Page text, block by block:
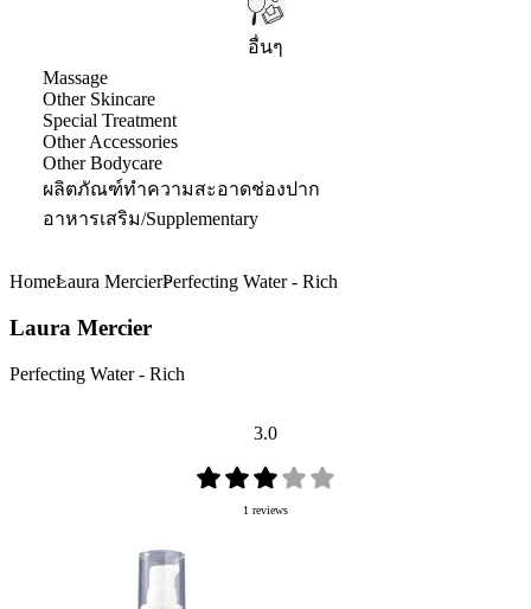
อื่นๆ
Massage
Other Skincare
Special Treatment
Other Accessories
Other Bodycare
ผลิตภัณฑ์ทำความสะอาดช่องปาก
อาหารเสริม/Supplementary
HomeLaura MercierPerfecting Water - Rich
Laura Mercier
Perfecting Water - Rich
3.0
1 reviews